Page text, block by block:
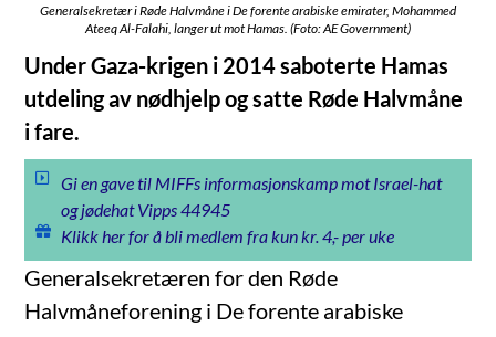
Generalsekretær i Røde Halvmåne i De forente arabiske emirater, Mohammed
Ateeq Al-Falahi, langer ut mot Hamas. (Foto: AE Government)
Under Gaza-krigen i 2014 saboterte Hamas
utdeling av nødhjelp og satte Røde Halvmåne
i fare.
Gi en gave til MIFFs informasjonskamp mot Israel-hat
og jødehat Vipps 44945
Klikk her for å bli medlem fra kun kr. 4,- per uke
Generalsekretæren for den Røde
Halvmåneforening i De forente arabiske